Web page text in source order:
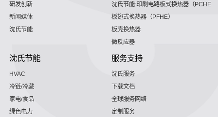
研发创新
新闻媒体
沈氏节能
沈氏节能:印刷电路板式换热器（PCHE）
板翅式换热器（PFHE）
板壳换热器
微反应器
沈氏节能
HVAC
冷链/冷藏
家电/食品
绿色电力
服务支持
沈氏服务
下载文档
全球服务网络
定制服务